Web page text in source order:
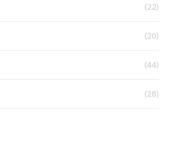
(22)
(20)
(44)
(28)